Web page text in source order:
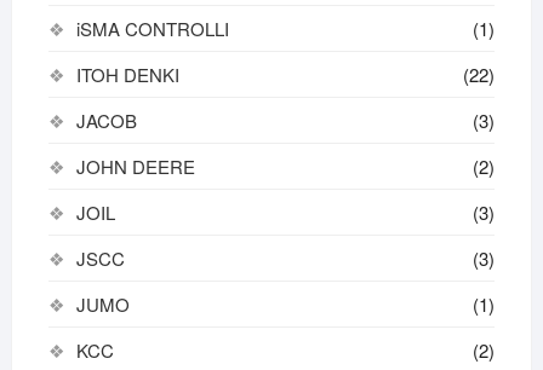
iSMA CONTROLLI
(1)
ITOH DENKI
(22)
JACOB
(3)
JOHN DEERE
(2)
JOIL
(3)
JSCC
(3)
JUMO
(1)
KCC
(2)